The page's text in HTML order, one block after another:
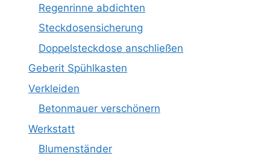
Regenrinne abdichten
Steckdosensicherung
Doppelsteckdose anschließen
Geberit Spühlkasten
Verkleiden
Betonmauer verschönern
Werkstatt
Blumenständer